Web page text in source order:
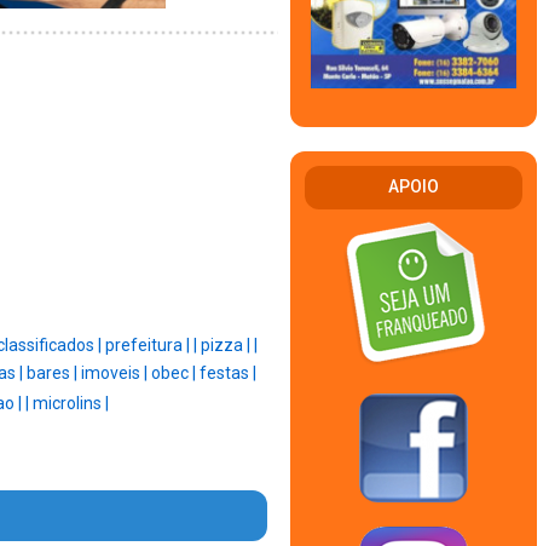
| prefeitura | pizza |
| bares | imoveis | obec | festas |
| microlins |
APOIO